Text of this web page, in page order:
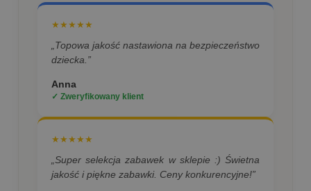
★★★★★
„Topowa jakość nastawiona na bezpieczeństwo
dziecka.”
Anna
✓ Zweryfikowany klient
★★★★★
„Super selekcja zabawek w sklepie :) Świetna
jakość i piękne zabawki. Ceny konkurencyjne!”